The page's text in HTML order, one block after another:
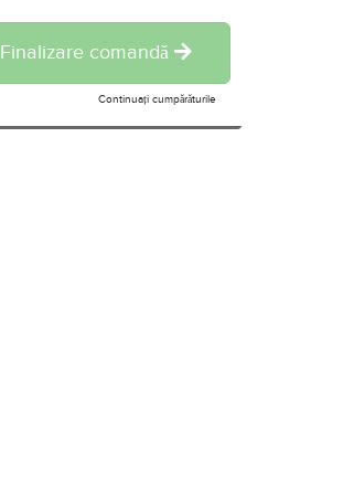
Finalizare comandă
Continuați cumpărăturile